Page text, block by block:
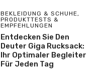
BEKLEIDUNG & SCHUHE,
PRODUKTTESTS &
EMPFEHLUNGEN
Entdecken Sie Den
Deuter Giga Rucksack:
Ihr Optimaler Begleiter
Für Jeden Tag